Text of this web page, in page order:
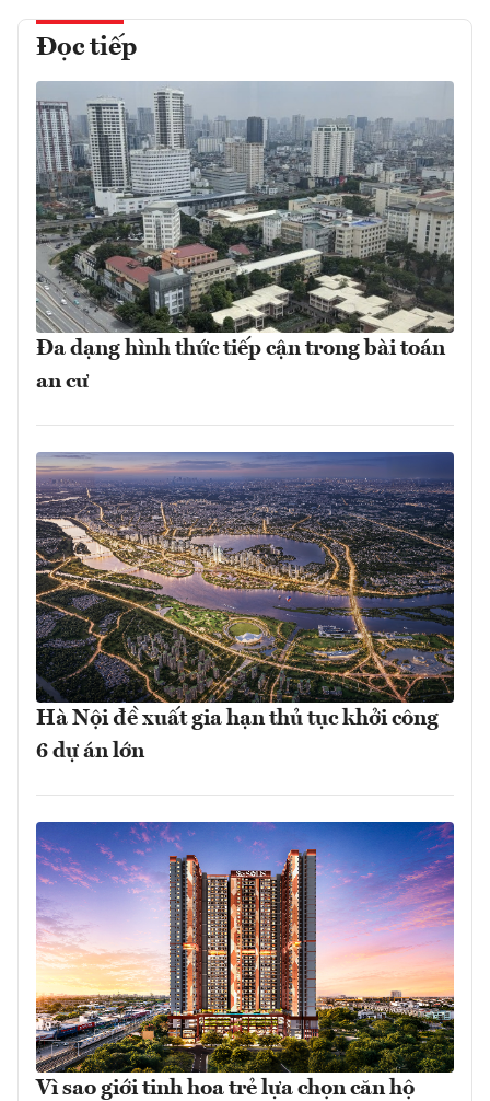
Đọc tiếp
Đa dạng hình thức tiếp cận trong bài toán
an cư
Hà Nội đề xuất gia hạn thủ tục khởi công
6 dự án lớn
Vì sao giới tinh hoa trẻ lựa chọn căn hộ